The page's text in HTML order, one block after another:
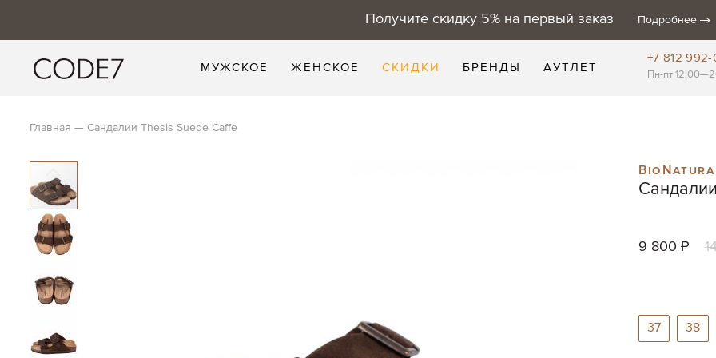
Получите скидку 5% на первый заказ Подробнее
МУЖСКОЕ ЖЕНСКОЕ СКИДКИ БРЕНДЫ АУТЛЕТ
+7 812 992-
Пн-пт
Главная Сандалии Thesis Suede Caffe
to
the
end
of
the
gallery
BioNatura
9 800 ₽
37 38